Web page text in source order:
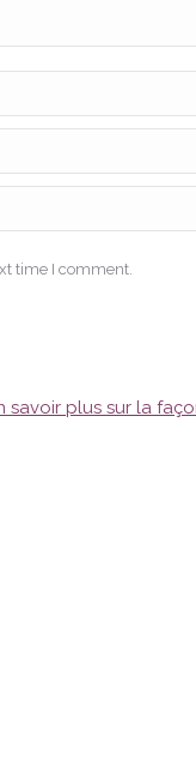
time I comment.
savoir plus sur la